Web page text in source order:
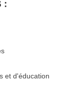
:
et d'éducation